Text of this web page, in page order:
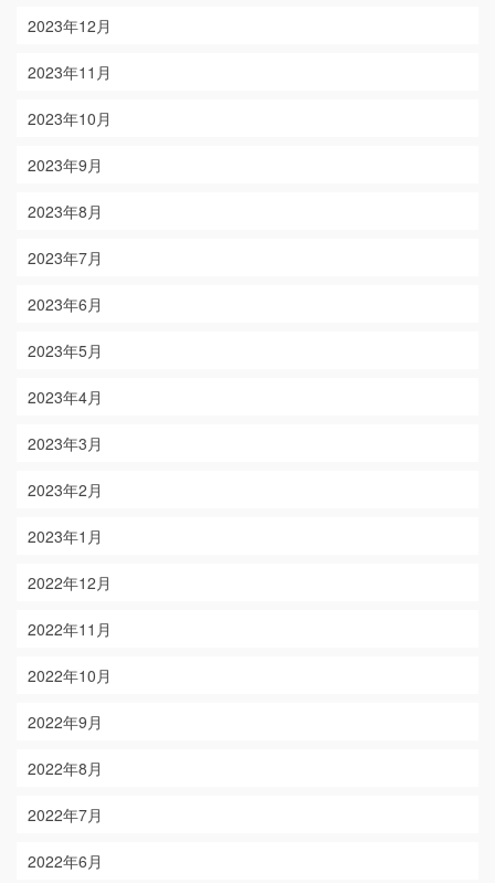
2023年12月
2023年11月
2023年10月
2023年9月
2023年8月
2023年7月
2023年6月
2023年5月
2023年4月
2023年3月
2023年2月
2023年1月
2022年12月
2022年11月
2022年10月
2022年9月
2022年8月
2022年7月
2022年6月